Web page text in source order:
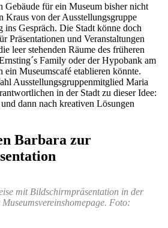
Gebäude für ein Museum bisher nicht
Kraus von der Ausstellungsgruppe
ins Gespräch. Die Stadt könne doch
Präsentationen und Veranstaltungen
leer stehenden Räume des früheren
Family oder der Hypobank am
ein Museumscafé etablieren könnte.
Ausstellungsgruppenmitglied Maria
in der Stadt zu dieser Idee:
dann nach kreativen Lösungen
Barbara zur
mit Bildschirmpräsentation in der
Foto: